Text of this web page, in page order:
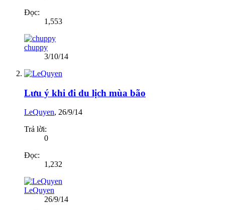
Đọc:
1,553
chuppy
3/10/14
Lưu ý khi đi du lịch mùa bão
LeQuyen, 26/9/14
Trả lời:
0
Đọc:
1,232
LeQuyen
26/9/14